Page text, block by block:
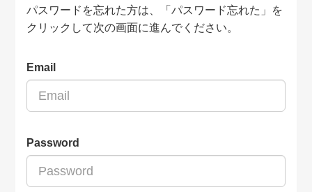
パスワードを忘れた方は、「パスワード忘れた」を
クリックして次の画面に進んでください。
Email
Password